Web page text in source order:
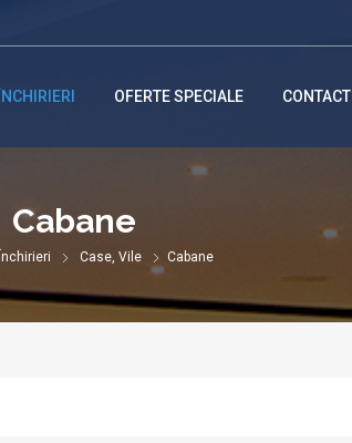
ÎNCHIRIERI OFERTE SPECIALE CONTACT
Cabane
Închirieri Case, Vile Cabane